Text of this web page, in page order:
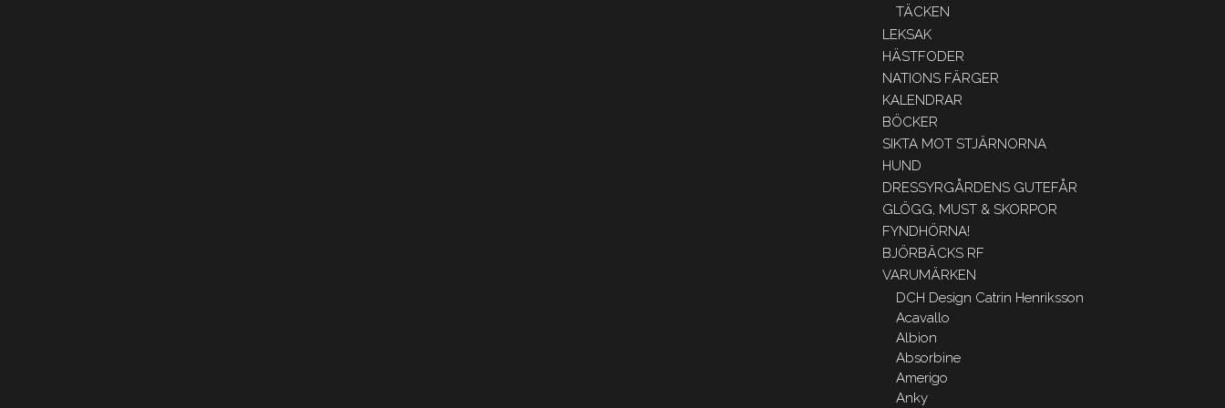
TÄCKEN
LEKSAK
HÄSTFODER
NATIONS FÄRGER
KALENDRAR
BÖCKER
SIKTA MOT STJÄRNORNA
HUND
DRESSYRGÅRDENS GUTEFÅR
GLÖGG, MUST & SKORPOR
FYNDHÖRNA!
BJÖRBÄCKS RF
VARUMÄRKEN
DCH Design Catrin Henriksson
Acavallo
Albion
Absorbine
Amerigo
Anky